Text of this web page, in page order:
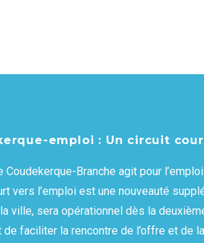
emploi : Un circuit
Coudekerque-Branche agit pour
vers l’emploi est une nouveauté
ville, sera opérationnel dès la
de faciliter la rencontre de l’offre et de